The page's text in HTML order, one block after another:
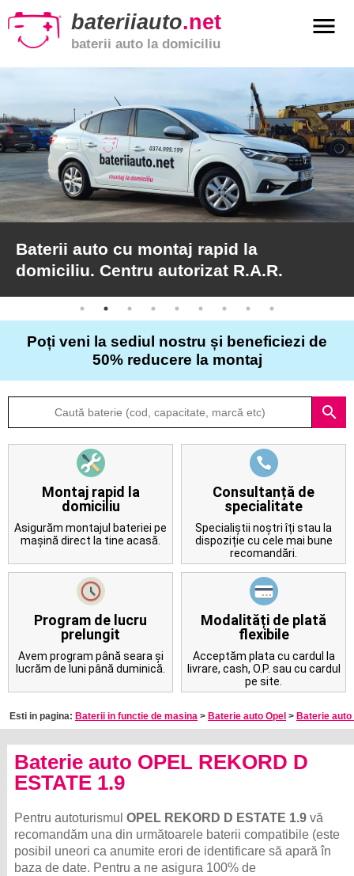
bateriiauto.net
baterii auto la domiciliu
menu
Baterii
moto
Baterii
de
camion
Articole
Despre
Contact
Baterii auto cu montaj rapid la
domiciliu. Centru autorizat R.A.R.
Poți veni la sediul nostru și beneficiezi de
50% reducere la montaj
search
Montaj rapid la
domiciliu
Asigurăm montajul bateriei pe
mașină direct la tine acasă.
Consultanță de
specialitate
Specialiștii noștri îți stau la
dispoziție cu cele mai bune
recomandări.
Program de lucru
prelungit
Avem program până seara și
lucrăm de luni până duminică.
Modalități de plată
flexibile
Acceptăm plata cu cardul la
livrare, cash, O.P. sau cu cardul
pe site.
Esti in pagina: Baterii in functie de masina > Baterie auto Opel > Baterie
Baterie auto OPEL REKORD D
ESTATE 1.9
Pentru autoturismulOPEL REKORD D ESTATE 1.9 vă
recomandăm una din următoarele baterii compatibile (este
posibil uneori ca anumite erori de identificare să apară în
baza de date. Pentru a ne asigura 100% de